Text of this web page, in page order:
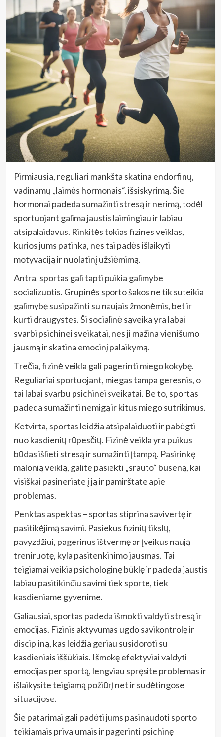
Pirmiausia, reguliari mankšta skatina endorfinų,
vadinamų „laimės hormonais“, išsiskyrimą. Šie
hormonai padeda sumažinti stresą ir nerimą, todėl
sportuojant galima jaustis laimingiau ir labiau
atsipalaidavus. Rinkitės tokias fizines veiklas,
kurios jums patinka, nes tai padės išlaikyti
motyvaciją ir nuolatinį užsiėmimą.
Antra, sportas gali tapti puikia galimybe
socializuotis. Grupinės sporto šakos ne tik suteikia
galimybę susipažinti su naujais žmonėmis, bet ir
kurti draugystes. Ši socialinė sąveika yra labai
svarbi psichinei sveikatai, nes ji mažina vienišumo
jausmą ir skatina emocinį palaikymą.
Trečia, fizinė veikla gali pagerinti miego kokybę.
Reguliariai sportuojant, miegas tampa geresnis, o
tai labai svarbu psichinei sveikatai. Be to, sportas
padeda sumažinti nemigą ir kitus miego sutrikimus.
Ketvirta, sportas leidžia atsipalaiduoti ir pabėgti
nuo kasdienių rūpesčių. Fizinė veikla yra puikus
būdas išlieti stresą ir sumažinti įtampą. Pasirinkę
malonią veiklą, galite pasiekti „srauto“ būseną, kai
visiškai pasineriate į ją ir pamirštate apie
problemas.
Penktas aspektas – sportas stiprina savivertę ir
pasitikėjimą savimi. Pasiekus fizinių tikslų,
pavyzdžiui, pagerinus ištvermę ar įveikus naują
treniruotę, kyla pasitenkinimo jausmas. Tai
teigiamai veikia psichologinę būklę ir padeda jaustis
labiau pasitikinčiu savimi tiek sporte, tiek
kasdieniame gyvenime.
Galiausiai, sportas padeda išmokti valdyti stresą ir
emocijas. Fizinis aktyvumas ugdo savikontrolę ir
discipliną, kas leidžia geriau susidoroti su
kasdieniais iššūkiais. Išmokę efektyviai valdyti
emocijas per sportą, lengviau spręsite problemas ir
išlaikysite teigiamą požiūrį net ir sudėtingose
situacijose.
Šie patarimai gali padėti jums pasinaudoti sporto
teikiamais privalumais ir pagerinti psichinę